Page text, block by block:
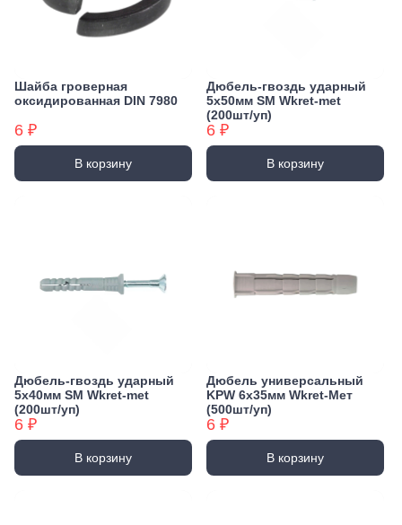
Шайба гроверная
оксидированная DIN 7980
6 ₽
В корзину
Дюбель-гвоздь ударный
5х50мм SM Wkret-met
(200шт/уп)
6 ₽
В корзину
Дюбель-гвоздь ударный
5х40мм SM Wkret-met
(200шт/уп)
6 ₽
В корзину
Дюбель универсальный
KPW 6х35мм Wkret-Мет
(500шт/уп)
6 ₽
В корзину